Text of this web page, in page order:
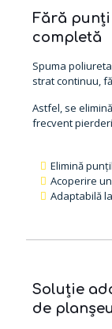
Fără
completă
Spuma
strat continuu,
Astfel, se
frecvent
Elimină
Acoperire
Adaptabilă
Soluție
de planșeu